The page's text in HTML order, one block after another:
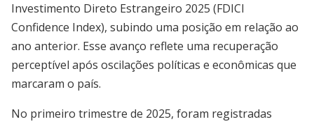
Investimento Direto Estrangeiro 2025 (FDICI
Confidence Index), subindo uma posição em relação ao
ano anterior. Esse avanço reflete uma recuperação
perceptível após oscilações políticas e econômicas que
marcaram o país.
No primeiro trimestre de 2025, foram registradas